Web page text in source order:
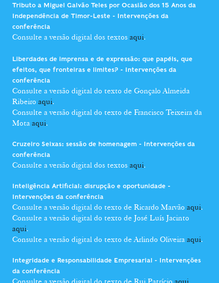
Tributo a Miguel Galvão Teles por Ocasião dos 15 Anos da
Independência de Timor-Leste - Intervenções da
conferência
Consulte a versão digital dos textos aqui.
Liberdades de imprensa e de expressão: que papéis, que
efeitos, que fronteiras e limites? - Intervenções da
conferência
Consulte a versão digital do texto de Gonçalo Almeida
Ribeiro aqui.
Consulte a versão digital do texto de Francisco Teixeira da
Mota aqui.
Cruzeiro Seixas: sessão de homenagem - Intervenções da
conferência
Consulte a versão digital dos textos aqui.
Inteligência Artificial: disrupção e oportunidade -
Intervenções da conferência
Consulte a versão digital do texto de Ricardo Marvão aqui.
Consulte a versão digital do texto de José Luís Jacinto
aqui.
Consulte a versão digital do texto de Arlindo Oliveira aqui.
Integridade e Responsabilidade Empresarial - Intervenções
da conferência